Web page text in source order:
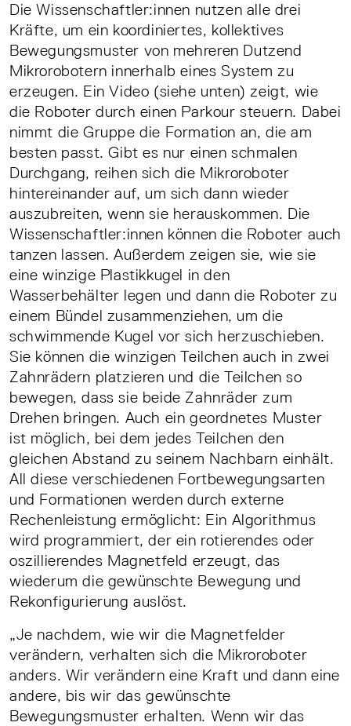
Die Wissenschaftler:innen nutzen alle drei
Kräfte, um ein koordiniertes, kollektives
Bewegungsmuster von mehreren Dutzend
Mikrorobotern innerhalb eines System zu
erzeugen. Ein Video (siehe unten) zeigt, wie
die Roboter durch einen Parkour steuern. Dabei
nimmt die Gruppe die Formation an, die am
besten passt. Gibt es nur einen schmalen
Durchgang, reihen sich die Mikroroboter
hintereinander auf, um sich dann wieder
auszubreiten, wenn sie herauskommen. Die
Wissenschaftler:innen können die Roboter auch
tanzen lassen. Außerdem zeigen sie, wie sie
eine winzige Plastikkugel in den
Wasserbehälter legen und dann die Roboter zu
einem Bündel zusammenziehen, um die
schwimmende Kugel vor sich herzuschieben.
Sie können die winzigen Teilchen auch in zwei
Zahnrädern platzieren und die Teilchen so
bewegen, dass sie beide Zahnräder zum
Drehen bringen. Auch ein geordnetes Muster
ist möglich, bei dem jedes Teilchen den
gleichen Abstand zu seinem Nachbarn einhält.
All diese verschiedenen Fortbewegungsarten
und Formationen werden durch externe
Rechenleistung ermöglicht: Ein Algorithmus
wird programmiert, der ein rotierendes oder
oszillierendes Magnetfeld erzeugt, das
wiederum die gewünschte Bewegung und
Rekonfigurierung auslöst.
„Je nachdem, wie wir die Magnetfelder
verändern, verhalten sich die Mikroroboter
anders. Wir verändern eine Kraft und dann eine
andere, bis wir das gewünschte
Bewegungsmuster erhalten. Wenn wir das